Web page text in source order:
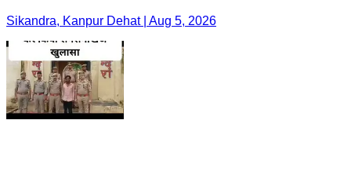
Sikandra, Kanpur Dehat | Aug 5, 2026